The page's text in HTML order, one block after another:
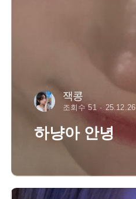
잭콩
조회수 51 25.12.26
하냥아 안녕